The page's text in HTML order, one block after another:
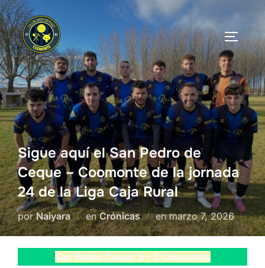
Saltar
al
contenido
Sigue aquí el San Pedro de
Ceque – Coomonte de la jornada
24 de la Liga Caja Rural
porNaiyara enCrónicas enPublicado
el
marzo 7, 2026
San Pedro Ceque 5 – 3 Coomonte